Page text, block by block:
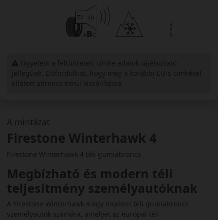
A mintázat
Firestone Winterhawk 4
Firestone Winterhawk 4 téli gumiabroncs
Megbízható és modern téli
teljesítmény személyautóknak
A Firestone Winterhawk 4 egy modern téli gumiabroncs
személyautók számára, amelyet az európai téli